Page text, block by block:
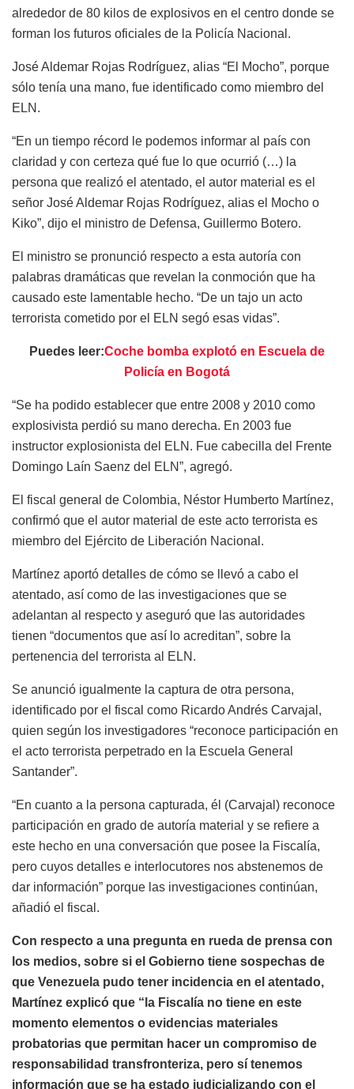
alrededor de 80 kilos de explosivos en el centro donde se
forman los futuros oficiales de la Policía Nacional.
José Aldemar Rojas Rodríguez, alias “El Mocho”, porque
sólo tenía una mano, fue identificado como miembro del
ELN.
“En un tiempo récord le podemos informar al país con
claridad y con certeza qué fue lo que ocurrió (…) la
persona que realizó el atentado, el autor material es el
señor José Aldemar Rojas Rodríguez, alias el Mocho o
Kiko”, dijo el ministro de Defensa, Guillermo Botero.
El ministro se pronunció respecto a esta autoría con
palabras dramáticas que revelan la conmoción que ha
causado este lamentable hecho. “De un tajo un acto
terrorista cometido por el ELN segó esas vidas”.
Puedes leer:Coche bomba explotó en Escuela de
Policía en Bogotá
“Se ha podido establecer que entre 2008 y 2010 como
explosivista perdió su mano derecha. En 2003 fue
instructor explosionista del ELN. Fue cabecilla del Frente
Domingo Laín Saenz del ELN”, agregó.
El fiscal general de Colombia, Néstor Humberto Martínez,
confirmó que el autor material de este acto terrorista es
miembro del Ejército de Liberación Nacional.
Martínez aportó detalles de cómo se llevó a cabo el
atentado, así como de las investigaciones que se
adelantan al respecto y aseguró que las autoridades
tienen “documentos que así lo acreditan”, sobre la
pertenencia del terrorista al ELN.
Se anunció igualmente la captura de otra persona,
identificado por el fiscal como Ricardo Andrés Carvajal,
quien según los investigadores “reconoce participación en
el acto terrorista perpetrado en la Escuela General
Santander”.
“En cuanto a la persona capturada, él (Carvajal) reconoce
participación en grado de autoría material y se refiere a
este hecho en una conversación que posee la Fiscalía,
pero cuyos detalles e interlocutores nos abstenemos de
dar información” porque las investigaciones continúan,
añadió el fiscal.
Con respecto a una pregunta en rueda de prensa con
los medios, sobre si el Gobierno tiene sospechas de
que Venezuela pudo tener incidencia en el atentado,
Martínez explicó que “la Fiscalía no tiene en este
momento elementos o evidencias materiales
probatorias que permitan hacer un compromiso de
responsabilidad transfronteriza, pero sí tenemos
información que se ha estado judicializando con el